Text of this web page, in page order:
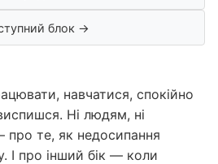
блок →
навчатися, спокійно
Ні людям, ні
те, як недосипання
І про інший бік — коли